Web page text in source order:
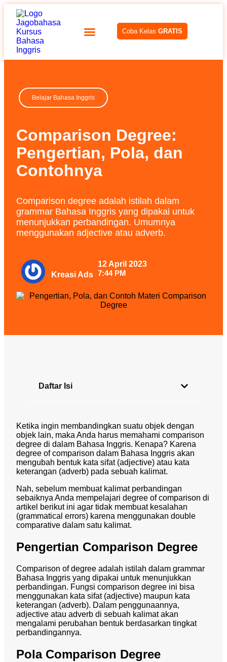
Coba Kelas GRATIS
Belajar Bahasa Inggris
Comparison Degree:
Pengertian, Pola, dan
Contohnya
Comparison degree adalah istilah dalam
grammar Bahasa Inggris yang dipakai untuk
menunjukkan perbandingan. Umumnya
menggunakan adjective atau adverb.
Kreasi Ads
12 April 2023
7:44 PM
Ketika ingin membandingkan suatu objek dengan
objek lain, maka Anda harus memahami comparison
degree di dalam Bahasa Inggris. Kenapa? Karena
degree of comparison dalam Bahasa Inggris akan
mengubah bentuk kata sifat (adjective) atau kata
keterangan (adverb) pada sebuah kalimat.
Nah, sebelum membuat kalimat perbandingan
sebaiknya Anda mempelajari degree of comparison di
artikel berikut ini agar tidak membuat kesalahan
(grammatical errors) karena menggunakan double
comparative dalam satu kalimat.
Pengertian Comparison Degree
Comparison of degree adalah istilah dalam grammar
Bahasa Inggris yang dipakai untuk menunjukkan
perbandingan. Fungsi comparison degree ini bisa
menggunakan kata sifat (adjective) maupun kata
keterangan (adverb). Dalam penggunaannya,
adjective atau adverb di sebuah kalimat akan
mengalami perubahan bentuk berdasarkan tingkat
perbandingannya.
Pola Comparison Degree
Daftar Isi